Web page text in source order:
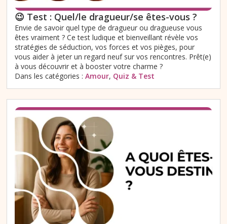
😉 Test : Quel/le dragueur/se êtes-vous ?
Envie de savoir quel type de dragueur ou dragueuse vous
êtes vraiment ? Ce test ludique et bienveillant révèle vos
stratégies de séduction, vos forces et vos pièges, pour
vous aider à jeter un regard neuf sur vos rencontres. Prêt(e)
à vous découvrir et à booster votre charme ?
Dans les catégories : Amour, Quiz & Test